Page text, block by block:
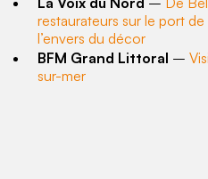
restaurateurs sur le port
l’envers du décor
BFM Grand Littoral –
sur-mer